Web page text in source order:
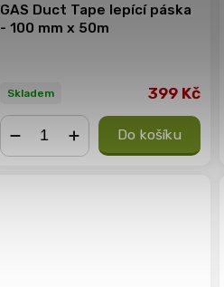
GAS Duct Tape lepící páska
- 100 mm x 50m
Skladem 399 Kč
Do košíku